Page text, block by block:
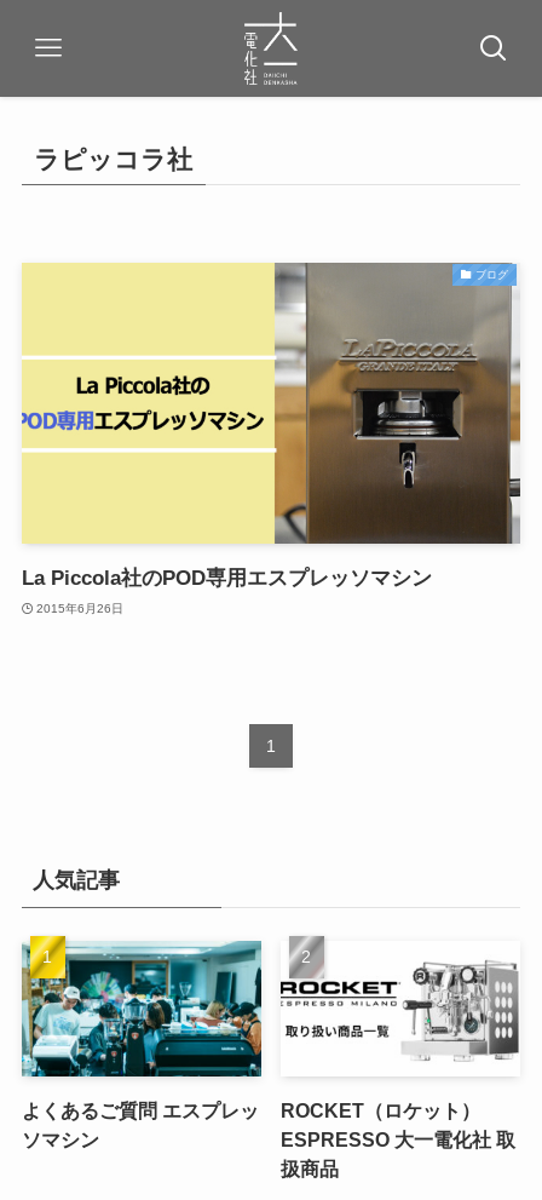
ラピッコラ社
ブログ
La Piccola社のPOD専用エスプレッソマシン
2015年6月26日
1
人気記事
よくあるご質問 エスプレッ
ソマシン
ROCKET（ロケット）
ESPRESSO 大一電化社 取
扱商品